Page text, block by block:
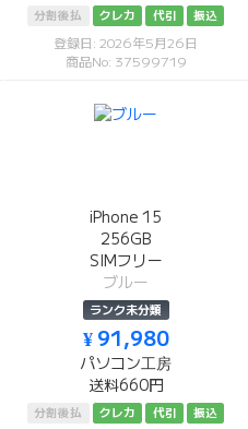
分割後払 クレカ 代引 振込
登録日: 2026年5月26日
商品No: 37599719
iPhone 15
256GB
SIMフリー
ブルー
ランク未分類
¥ 91,980
パソコン工房
送料660円
分割後払 クレカ 代引 振込